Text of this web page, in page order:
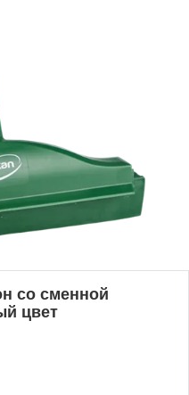
со сменной
цвет